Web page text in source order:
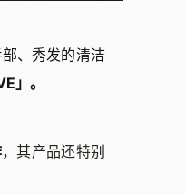
、秀发的清洁
」。
，其产品还特别